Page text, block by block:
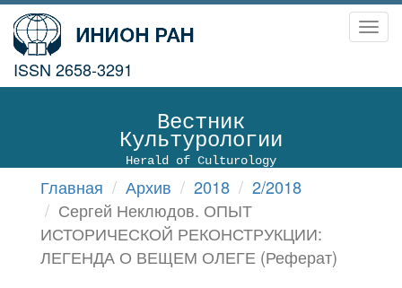
ISSN 2658-3291
Вестник
Культурологии
Herald of Culturology
Главная Архив 2018
2/2018
Сергей Неклюдов. ОПЫТ
ИСТОРИЧЕСКОЙ РЕКОНСТРУКЦИИ:
ЛЕГЕНДА О ВЕЩЕМ ОЛЕГЕ (Реферат)